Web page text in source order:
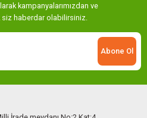
kampanyalarımızdan ve
haberdar olabilirsiniz.
Abone Ol